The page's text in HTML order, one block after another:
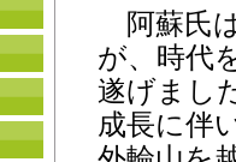
阿蘇氏
が、時代
遂げまし
成長に伴